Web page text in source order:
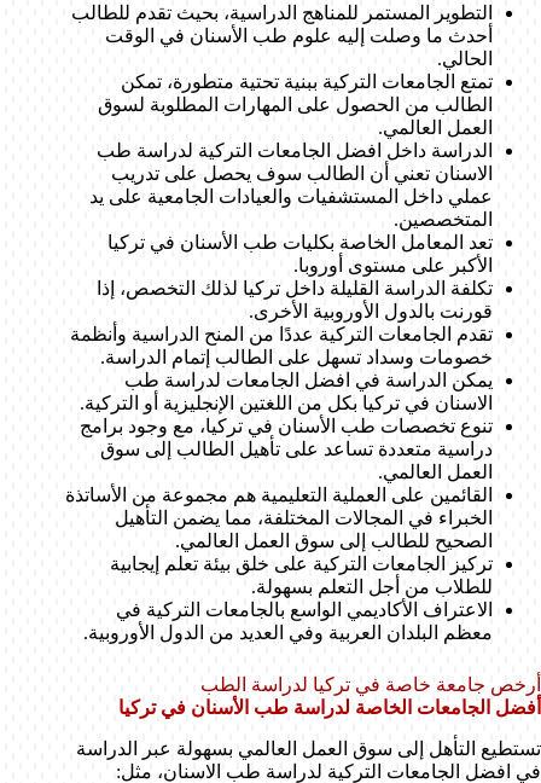
التطوير المستمر للمناهج الدراسية، بحيث تقدم للطالب
أحدث ما وصلت إليه علوم طب الأسنان في الوقت
الحالي.
تمتع الجامعات التركية ببنية تحتية متطورة، تمكن
الطالب من الحصول على المهارات المطلوبة لسوق
العمل العالمي.
الدراسة داخل افضل الجامعات التركية لدراسة طب
الاسنان تعني أن الطالب سوف يحصل على تدريب
عملي داخل المستشفيات والعيادات الجامعية على يد
المتخصصين.
تعد المعامل الخاصة بكليات طب الأسنان في تركيا
الأكبر على مستوى أوروبا.
تكلفة الدراسة القليلة داخل تركيا لذلك التخصص، إذا
قورنت بالدول الأوروبية الأخرى.
تقدم الجامعات التركية عددًا من المنح الدراسية وأنظمة
خصومات وسداد تسهل على الطالب إتمام الدراسة.
يمكن الدراسة في افضل الجامعات لدراسة طب
الاسنان في تركيا بكل من اللغتين الإنجليزية أو التركية.
تنوع تخصصات طب الأسنان في تركيا، مع وجود برامج
دراسية متعددة تساعد على تأهيل الطالب إلى سوق
العمل العالمي.
القائمين على العملية التعليمية هم مجموعة من الأساتذة
الخبراء في المجالات المختلفة، مما يضمن التأهيل
الصحيح للطالب إلى سوق العمل العالمي.
تركيز الجامعات التركية على خلق بيئة تعلم إيجابية
للطلاب من أجل التعلم بسهولة.
الاعتراف الأكاديمي الواسع بالجامعات التركية في
معظم البلدان العربية وفي العديد من الدول الأوروبية.
أرخص جامعة خاصة في تركيا لدراسة الطب
أفضل الجامعات الخاصة لدراسة طب الأسنان في تركيا
تستطيع التأهل إلى سوق العمل العالمي بسهولة عبر الدراسة
في افضل الجامعات التركية لدراسة طب الاسنان، مثل: